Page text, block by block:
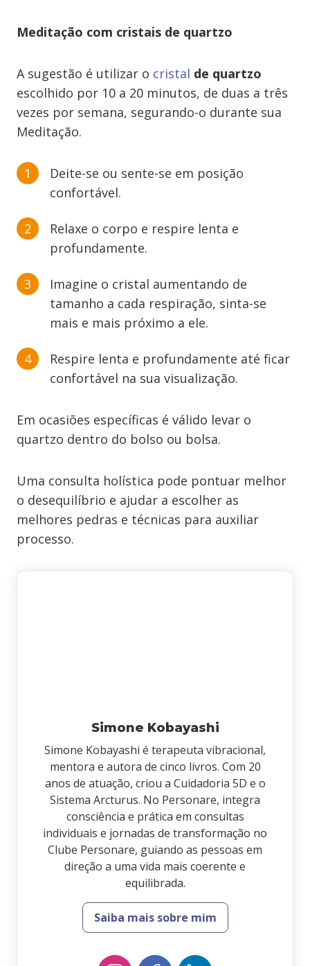
Meditação com cristais de quartzo
A sugestão é utilizar o cristal de quartzo
escolhido por 10 a 20 minutos, de duas a três
vezes por semana, segurando-o durante sua
Meditação.
Deite-se ou sente-se em posição
confortável.
Relaxe o corpo e respire lenta e
profundamente.
Imagine o cristal aumentando de
tamanho a cada respiração, sinta-se
mais e mais próximo a ele.
Respire lenta e profundamente até ficar
confortável na sua visualização.
Em ocasiões específicas é válido levar o
quartzo dentro do bolso ou bolsa.
Uma consulta holística pode pontuar melhor
o desequilíbrio e ajudar a escolher as
melhores pedras e técnicas para auxiliar
processo.
Simone Kobayashi
Simone Kobayashi é terapeuta vibracional,
mentora e autora de cinco livros. Com 20
anos de atuação, criou a Cuidadoria 5D e o
Sistema Arcturus. No Personare, integra
consciência e prática em consultas
individuais e jornadas de transformação no
Clube Personare, guiando as pessoas em
direção a uma vida mais coerente e
equilibrada.
Saiba mais sobre mim